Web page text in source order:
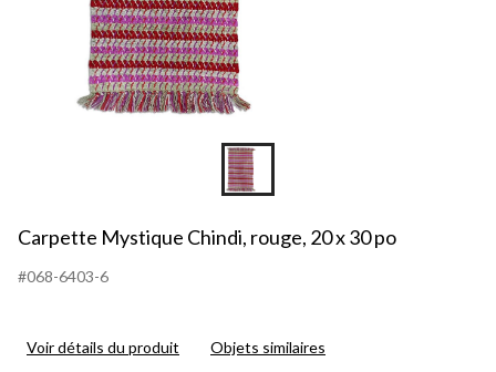
Carpette Mystique Chindi, rouge, 20 x 30 po
#068-6403-6
Voir détails du produit Objets similaires